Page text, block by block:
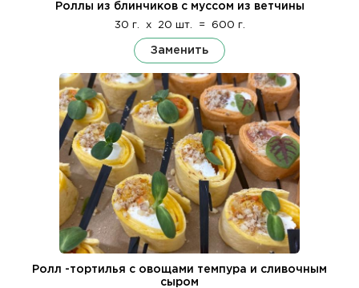
Роллы из блинчиков с муссом из ветчины
30 г. x 20 шт. = 600 г.
Заменить
Ролл -тортилья с овощами темпура и сливочным
сыром